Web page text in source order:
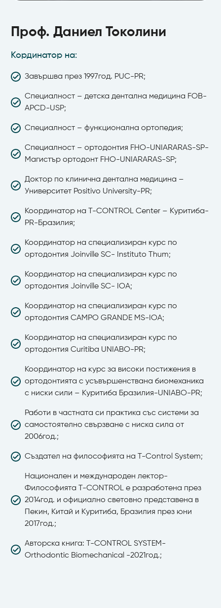
Проф. Даниел Токолини
Кординатор на:
Завършва през 1997год. PUC-PR;
Специалност – детска дентална медицина FOB-
APCD-USP;
Специалност – функционална ортопедия;
Специалност – ортодонтия FHO-UNIARARAS-SP-
Магистър ортодонт FHO-UNIARARAS-SP;
Доктор по клинична дентална медицина –
Университет Positivo University-PR;
Координатор на T-CONTROL Center – Куритиба-
PR-Бразилия;
Координатор на специализиран курс по
ортодонтия Joinville SC- Instituto Thum;
Координатор на специализиран курс по
ортодонтия Joinville SC- IOA;
Координатор на специализиран курс по
ортодонтия CAMPO GRANDE MS-IOA;
Координатор на специализиран курс по
ортодонтия Curitiba UNIABO-PR;
Координатор на курс за високи постижения в
ортодонтията с усъвършенствана биомеханика
с ниски сили – Куритиба Бразилия-UNIABO-PR;
Работи в частната си практика със системи за
самостоятелно свързване с ниска сила от
2006год.;
Създател на философията на T-Control System;
Национален и международен лектор-
Философията T-CONTROL е разработена през
2014год. и официално световно представена в
Пекин, Китай и Куритиба, Бразилия през юни
2017год.;
Авторска книга: T-CONTROL SYSTEM-
Orthodontic Biomechanical -2021год.;